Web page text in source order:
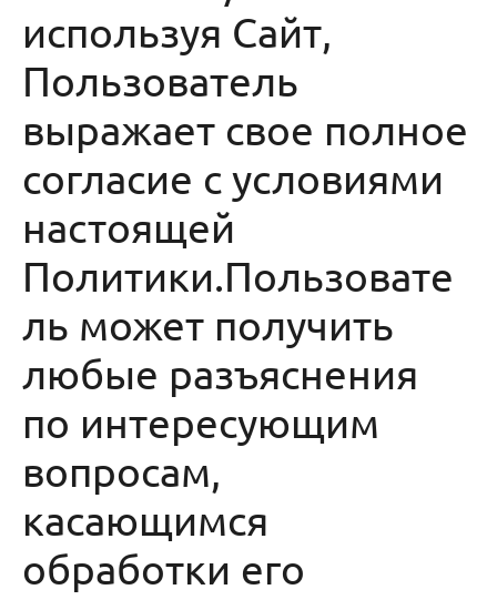
используя Сайт,
Пользователь
выражает свое полное
согласие с условиями
настоящей
Политики.Пользовате
ль может получить
любые разъяснения
по интересующим
вопросам,
касающимся
обработки его